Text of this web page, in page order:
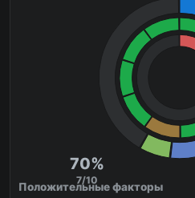
70%
7/10
Положительные факторы